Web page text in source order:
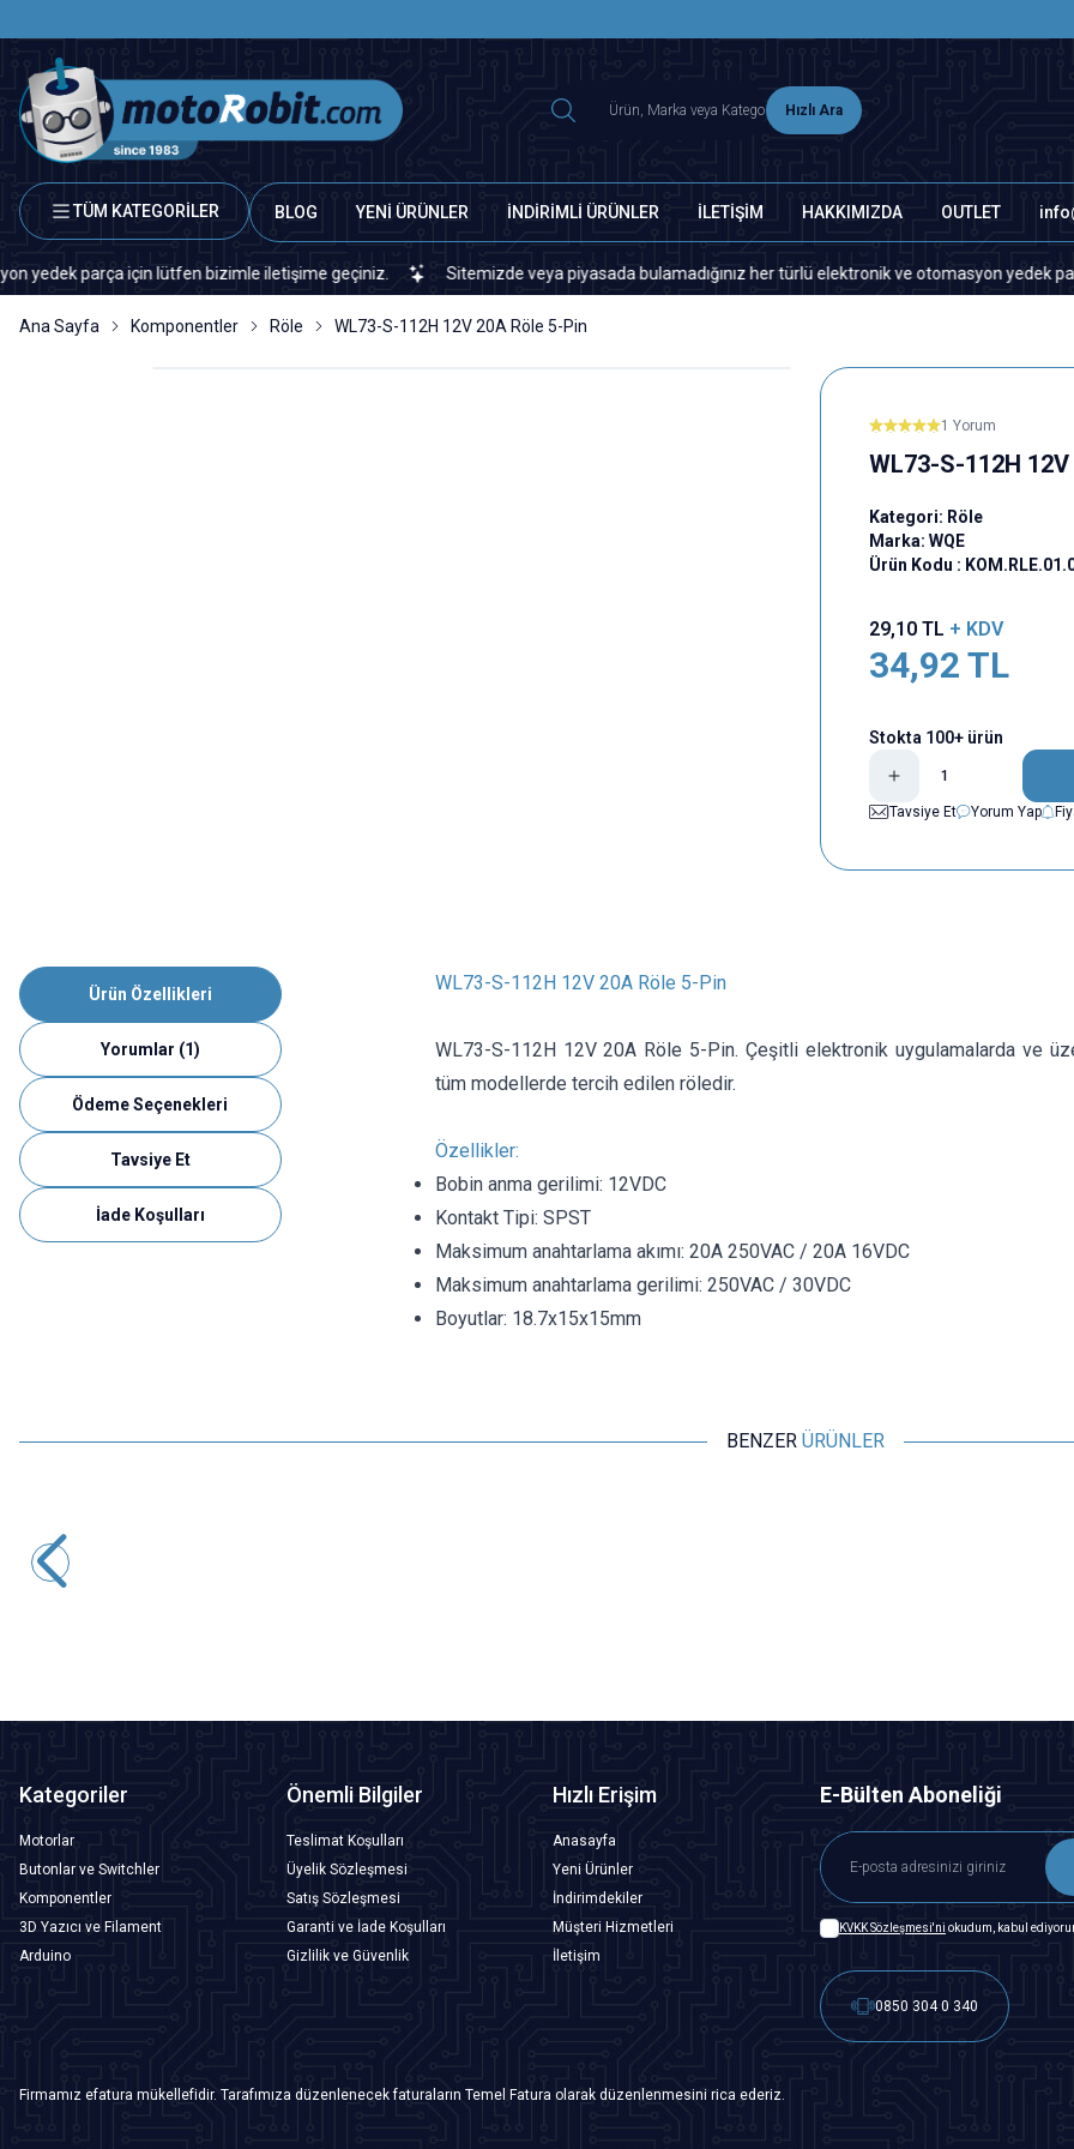
Hızlı Ara
TÜM KATEGORİLER BLOG YENİ ÜRÜNLER İNDİRİMLİ ÜRÜNLER İLETİŞİM HAKKIMIZDA OUTLET
parça için lütfen bizimle iletişime geçiniz. Sitemizde veya piyasada bulamadığınız her türlü elektronik ve otomasyon yedek parça
Ana Sayfa Komponentler Röle WL73-S-112H 12V 20A Röle 5-Pin
1 Yorum
WL73-S-112H
Kategori: Röle
Marka: WQE
Ürün Kodu :
29,10TL + KDV
34,92 TL
Stokta 100+ ürün
Tavsiye Et
Yorum Yap
Ürün Özellikleri
Yorumlar (1)
Ödeme Seçenekleri
Tavsiye Et
İade Koşulları
WL73-S-112H 12V 20A Röle 5-Pin
WL73-S-112H 12V 20A Röle 5-Pin. Çeşitli elektronik uygulamalarda ve
tüm modellerde tercih edilen röledir.
Özellikler:
Bobin anma gerilimi: 12VDC
Kontakt Tipi: SPST
Maksimum anahtarlama akımı: 20A 250VAC / 20A 16VDC
Maksimum anahtarlama gerilimi: 250VAC / 30VDC
Boyutlar: 18.7x15x15mm
BENZER ÜRÜNLER
Kategoriler
Motorlar
Butonlar ve Switchler
Komponentler
3D Yazıcı ve Filament
Arduino
Önemli Bilgiler
Teslimat Koşulları
Üyelik Sözleşmesi
Satış Sözleşmesi
Garanti ve İade Koşulları
Gizlilik ve Güvenlik
Hızlı Erişim
Anasayfa
Yeni Ürünler
İndirimdekiler
Müşteri Hizmetleri
İletişim
E-Bülten Aboneliği
KVKK Sözleşmesi'ni okudum, kabul
0850 304 0 340
Firmamız efatura mükellefidir. Tarafımıza düzenlenecek faturaların Temel Fatura olarak düzenlenmesini rica ederiz.